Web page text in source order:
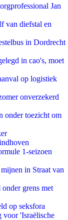
Jan
van diefstal en
in Dordrecht
in cao's, moet
op logistiek
onverzekerd
onder toezicht om
1-seizoen
in Straat van
grens met
op seksfora
voor 'Israëlische